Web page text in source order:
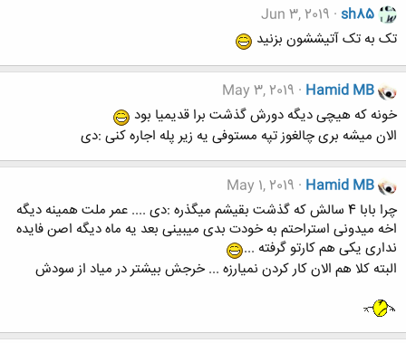
sh85
Jun 3, 2019
تک به تک آتیششون بزنید
Hamid MB
May 3, 2019
خونه که هیچی دیگه دورش گذشت برا قدیمیا بود
الان میشه بری چالغوز تپه مستوفی یه زیر پله اجاره کنی :دی
Hamid MB
May 1, 2019
چرا بابا 4 سالش که گذشت بقیشم میگذره :دی .... عمر ملت همینه دیگه
اخه میدونی استراحتم به خودت بدی میبینی بعد یه ماه دیگه اصن فایده
نداری یکی هم کارتو گرفته ...
البته کلا هم الان کار کردن نمیارزه ... خرجش بیشتر در میاد از سودش